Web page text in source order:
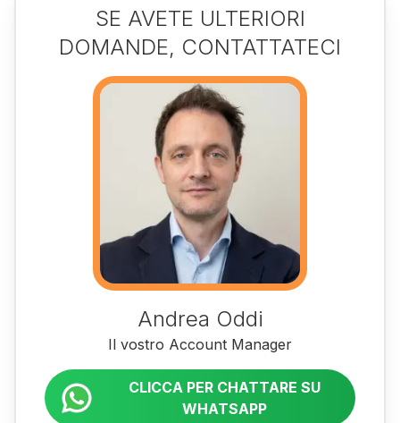
SE AVETE ULTERIORI
DOMANDE, CONTATTATECI
Andrea Oddi
Il vostro Account Manager
CLICCA PER CHATTARE SU
WHATSAPP